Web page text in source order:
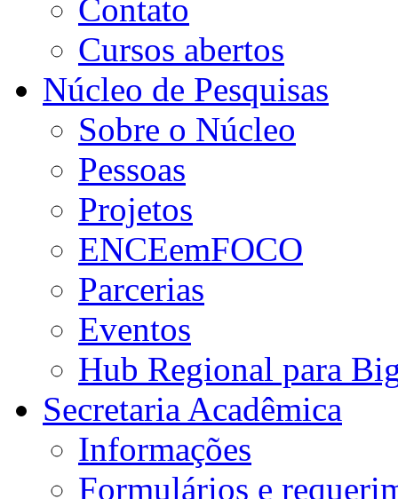
Contato
Cursos abertos
Núcleo de Pesquisas
Sobre o Núcleo
Pessoas
Projetos
ENCEemFOCO
Parcerias
Eventos
Hub Regional para
Secretaria Acadêmica
Informações
Formulários e